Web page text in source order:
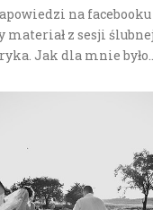
na facebooku
materiał z sesji
Jak dla mnie